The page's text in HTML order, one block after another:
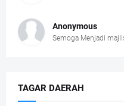
Anonymous
Semoga Menjadi
TAGAR DAERAH